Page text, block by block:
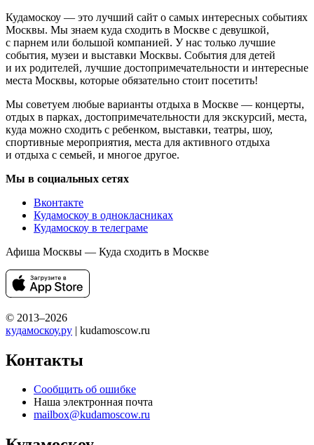
Кудамоскоу — это лучший сайт о самых интересных событиях
Москвы. Мы знаем куда сходить в Москве с девушкой,
с парнем или большой компанией. У нас только лучшие
события, музеи и выставки Москвы. События для детей
и их родителей, лучшие достопримечательности и интересные
места Москвы, которые обязательно стоит посетить!
Мы советуем любые варианты отдыха в Москве — концерты,
отдых в парках, достопримечательности для экскурсий, места,
куда можно сходить с ребенком, выставки, театры, шоу,
спортивные мероприятия, места для активного отдыха
и отдыха с семьей, и многое другое.
Мы в социальных сетях
Вконтакте
Кудамоскоу в однокласниках
Кудамоскоу в телеграме
Афиша Москвы — Куда сходить в Москве
© 2013–2026
кудамоскоу.ру | kudamoscow.ru
Контакты
Сообщить об ошибке
Наша электронная почта
mailbox@kudamoscow.ru